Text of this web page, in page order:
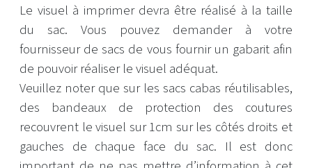
Le visuel à imprimer devra être réalisé à la taille
du sac. Vous pouvez demander à votre
fournisseur de sacs de vous fournir un gabarit afin
de pouvoir réaliser le visuel adéquat.
Veuillez noter que sur les sacs cabas réutilisables,
des bandeaux de protection des coutures
recouvrent le visuel sur 1cm sur les côtés droits et
gauches de chaque face du sac. Il est donc